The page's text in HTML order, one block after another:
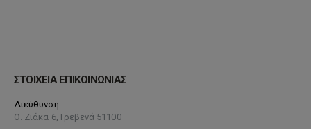
ΣΤΟΙΧΕΙΑ ΕΠΙΚΟΙΝΩΝΙΑΣ
Διεύθυνση:
Θ. Ζιάκα 6, Γρεβενά 51100